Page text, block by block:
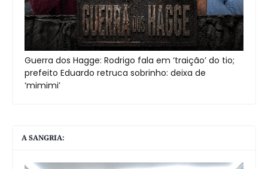
Guerra dos Hagge: Rodrigo fala em ‘traição’ do tio;
prefeito Eduardo retruca sobrinho: deixa de
‘mimimi’
A SANGRIA: